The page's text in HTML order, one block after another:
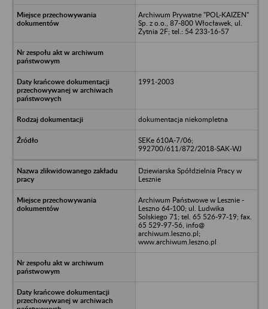
Archiwum Prywatne "POL-KAIZEN"
Sp. z o.o., 87-800 Włocławek, ul.
Żytnia 2F; tel.: 54 233-16-57
1991-2003
dokumentacja niekompletna
SEKe 610A-7/06;
992700/611/872/2018-SAK-WJ
Dziewiarska Spółdzielnia Pracy w
Lesznie
Archiwum Państwowe w Lesznie -
Leszno 64-100; ul. Ludwika
Solskiego 71; tel. 65 526-97-19; fax.
65 529-97-56, info@
archiwum.leszno.pl;
www.archiwum.leszno.pl